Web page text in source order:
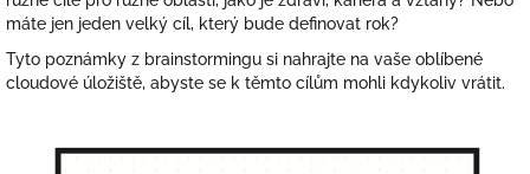
máte jen jeden velký cíl, který bude definovat rok?
Tyto poznámky z brainstormingu si nahrajte na vaše oblíbené
cloudové úložiště, abyste se k těmto cílům mohli kdykoliv vrátit.